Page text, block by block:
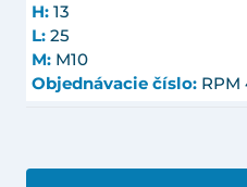
H: 13
L: 25
M: M10
Objednávacie číslo: RPM